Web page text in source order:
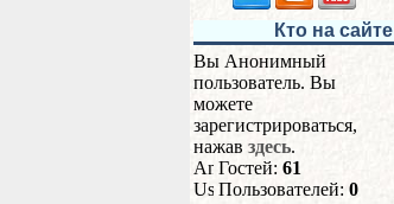
Кто на сайте
Вы Анонимный
пользователь. Вы
можете
зарегистрироваться,
нажав здесь.
Гостей: 61
Пользователей: 0